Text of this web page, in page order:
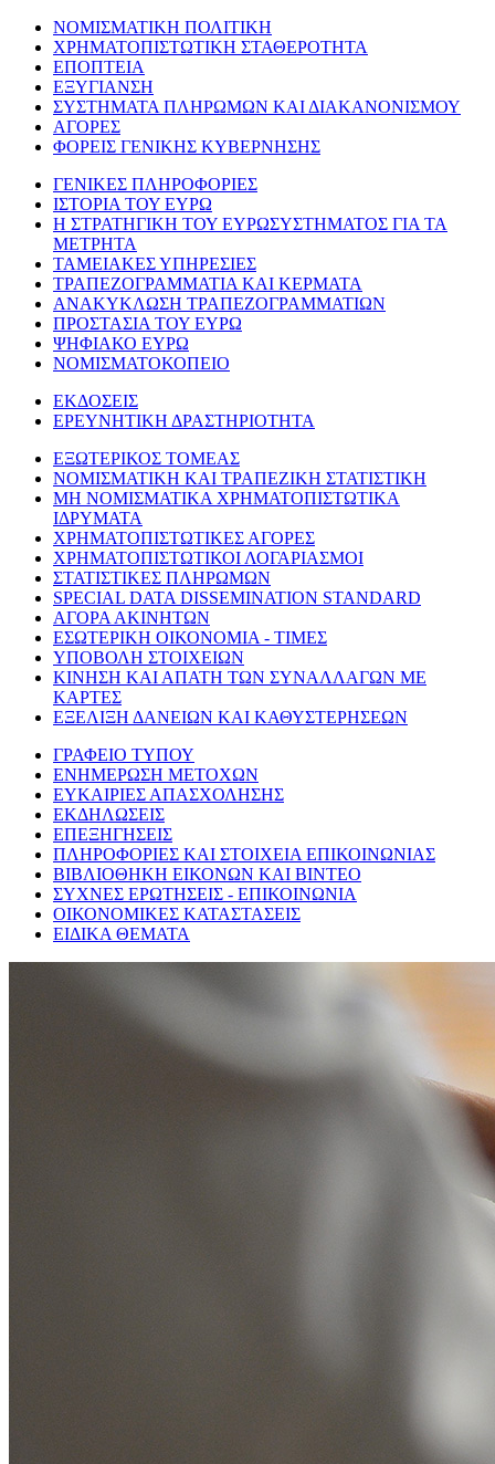
ΝΟΜΙΣΜΑΤΙΚΗ ΠΟΛΙΤΙΚΗ
ΧΡΗΜΑΤΟΠΙΣΤΩΤΙΚΗ ΣΤΑΘΕΡΟΤΗΤΑ
ΕΠΟΠΤΕΙΑ
ΕΞΥΓΙΑΝΣΗ
ΣΥΣΤΗΜΑΤΑ ΠΛΗΡΩΜΩΝ ΚΑΙ ΔΙΑΚΑΝΟΝΙΣΜΟΥ
ΑΓΟΡΕΣ
ΦΟΡΕΙΣ ΓΕΝΙΚΗΣ ΚΥΒΕΡΝΗΣΗΣ
ΓΕΝΙΚΕΣ ΠΛΗΡΟΦΟΡΙΕΣ
ΙΣΤΟΡΙΑ ΤΟΥ ΕΥΡΩ
Η ΣΤΡΑΤΗΓΙΚΗ ΤΟΥ ΕΥΡΩΣΥΣΤΗΜΑΤΟΣ ΓΙΑ ΤΑ
ΜΕΤΡΗΤΑ
ΤΑΜΕΙΑΚΕΣ ΥΠΗΡΕΣΙΕΣ
ΤΡΑΠΕΖΟΓΡΑΜΜΑΤΙΑ ΚΑΙ ΚΕΡΜΑΤΑ
ΑΝΑΚΥΚΛΩΣΗ ΤΡΑΠΕΖΟΓΡΑΜΜΑΤΙΩΝ
ΠΡΟΣΤΑΣΙΑ ΤΟΥ ΕΥΡΩ
ΨΗΦΙΑΚΟ ΕΥΡΩ
ΝΟΜΙΣΜΑΤΟΚΟΠΕΙΟ
ΕΚΔΟΣΕΙΣ
ΕΡΕΥΝΗΤΙΚΗ ΔΡΑΣΤΗΡΙΟΤΗΤΑ
ΕΞΩΤΕΡΙΚΟΣ ΤΟΜΕΑΣ
ΝΟΜΙΣΜΑΤΙΚΗ ΚΑΙ ΤΡΑΠΕΖΙΚΗ ΣΤΑΤΙΣΤΙΚΗ
ΜΗ ΝΟΜΙΣΜΑΤΙΚΑ ΧΡΗΜΑΤΟΠΙΣΤΩΤΙΚΑ
ΙΔΡΥΜΑΤΑ
ΧΡΗΜΑΤΟΠΙΣΤΩΤΙΚΕΣ ΑΓΟΡΕΣ
ΧΡΗΜΑΤΟΠΙΣΤΩΤΙΚΟΙ ΛΟΓΑΡΙΑΣΜΟΙ
ΣΤΑΤΙΣΤΙΚΕΣ ΠΛΗΡΩΜΩΝ
SPECIAL DATA DISSEMINATION STANDARD
ΑΓΟΡΑ ΑΚΙΝΗΤΩΝ
ΕΣΩΤΕΡΙΚΗ ΟΙΚΟΝΟΜΙΑ - ΤΙΜΕΣ
ΥΠΟΒΟΛΗ ΣΤΟΙΧΕΙΩΝ
ΚΙΝΗΣΗ ΚΑΙ ΑΠΑΤΗ ΤΩΝ ΣΥΝΑΛΛΑΓΩΝ ΜΕ
ΚΑΡΤΕΣ
ΕΞΕΛΙΞΗ ΔΑΝΕΙΩΝ ΚΑΙ ΚΑΘΥΣΤΕΡΗΣΕΩΝ
ΓΡΑΦΕΙΟ ΤΥΠΟΥ
ΕΝΗΜΕΡΩΣΗ ΜΕΤΟΧΩΝ
ΕΥΚΑΙΡΙΕΣ ΑΠΑΣΧΟΛΗΣΗΣ
ΕΚΔΗΛΩΣΕΙΣ
ΕΠΕΞΗΓΗΣΕΙΣ
ΠΛΗΡΟΦΟΡΙΕΣ ΚΑΙ ΣΤΟΙΧΕΙΑ ΕΠΙΚΟΙΝΩΝΙΑΣ
ΒΙΒΛΙΟΘΗΚΗ ΕΙΚΟΝΩΝ ΚΑΙ ΒΙΝΤΕΟ
ΣΥΧΝΕΣ ΕΡΩΤΗΣΕΙΣ - ΕΠΙΚΟΙΝΩΝΙΑ
ΟΙΚΟΝΟΜΙΚΕΣ ΚΑΤΑΣΤΑΣΕΙΣ
ΕΙΔΙΚΑ ΘΕΜΑΤΑ